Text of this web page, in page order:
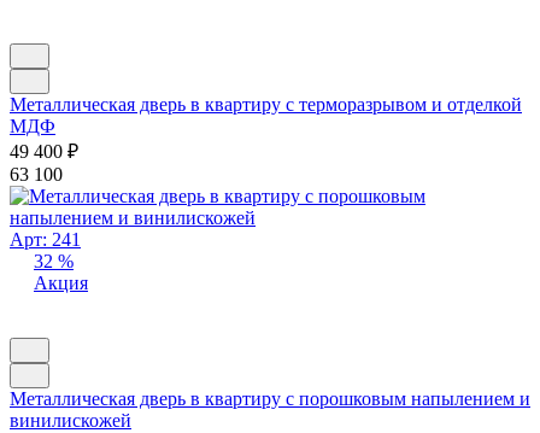
Металлическая дверь в квартиру с терморазрывом и отделкой
МДФ
49 400 ₽
63 100
Арт: 241
32 %
Акция
Металлическая дверь в квартиру с порошковым напылением и
винилискожей